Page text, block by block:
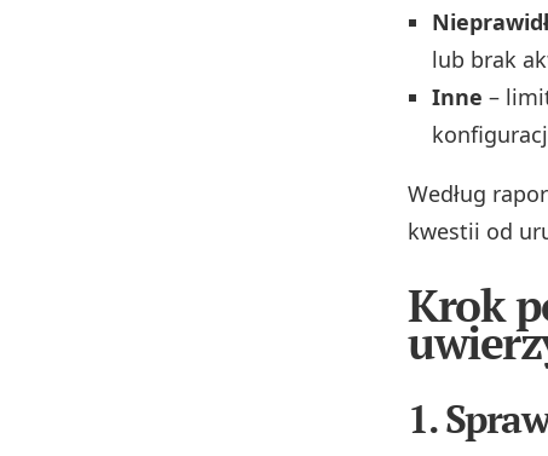
lub brak
Inne –
Według
kwestii od
Krok
1.